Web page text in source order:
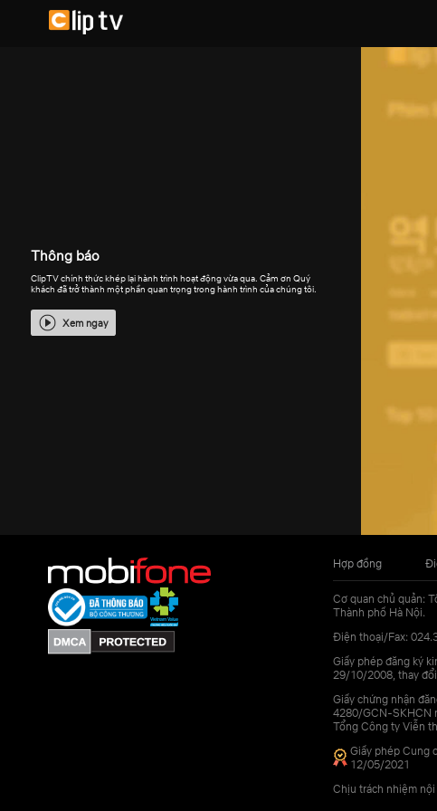
Thông báo
ClipTV chính thức khép lại hành trình hoạt động vừa qua. Cảm ơn Quý
khách đã trở thành một phần quan trọng trong hành trình của chúng tôi.
Xem ngay
Hợp đồng
Cơ quan chủ quản:
Thành phố Hà Nội.
Điện thoại/Fax:
Giấy phép đăng ký
29/10/2008, thay
Giấy chứng nhận
4280/GCN-SKHCN
Tổng Công ty Viễn
Giấy phép Cung
12/05/2021
Chịu trách nhiệm